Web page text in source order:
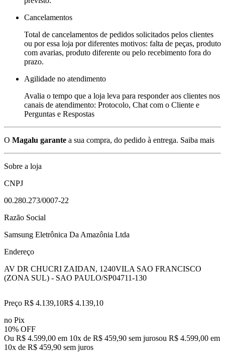
Cancelamentos
Total de cancelamentos de pedidos solicitados pelos clientes
ou por essa loja por diferentes motivos: falta de peças, produto
com avarias, produto diferente ou pelo recebimento fora do
prazo.
Agilidade no atendimento
Avalia o tempo que a loja leva para responder aos clientes nos
canais de atendimento: Protocolo, Chat com o Cliente e
Perguntas e Respostas
O Magalu garante a sua compra, do pedido à entrega. Saiba mais
Sobre a loja
CNPJ
00.280.273/0007-22
Razão Social
Samsung Eletrônica Da Amazônia Ltda
Endereço
AV DR CHUCRI ZAIDAN, 1240VILA SAO FRANCISCO
(ZONA SUL) - SAO PAULO/SP04711-130
Preço R$ 4.139,10R$ 4.139,10
no Pix
10% OFF
Ou R$ 4.599,00 em 10x de R$ 459,90 sem jurosou R$ 4.599,00 em
10x de R$ 459,90 sem juros